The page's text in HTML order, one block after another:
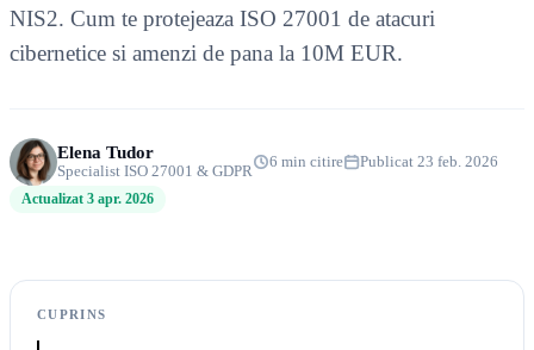
NIS2. Cum te protejeaza ISO 27001 de atacuri
cibernetice si amenzi de pana la 10M EUR.
Elena Tudor
Specialist ISO 27001 & GDPR
6 min citire Publicat 23 feb. 2026
Actualizat 3 apr. 2026
CUPRINS